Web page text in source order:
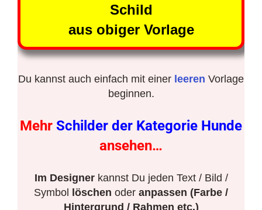
Schild
aus obiger Vorlage
Du kannst auch einfach mit einer leeren Vorlage
beginnen.
Mehr Schilder der Kategorie Hunde
ansehen…
Im Designerkannst Du jeden Text / Bild /
Symbol
löschen oder anpassen (Farbe /
Hintergrund / Rahmen etc.)